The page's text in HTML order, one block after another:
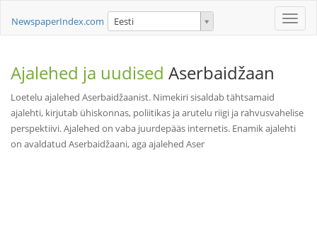
Toggle
NewspaperIndex.com Eesti
Ajalehed ja uudised Aserbaidžaan
Loetelu ajalehed Aserbaidžaanist. Nimekiri sisaldab tähtsamaid
ajalehti, kirjutab ühiskonnas, poliitikas ja arutelu riigi ja rahvusvahelise
perspektiivi. Ajalehed on vaba juurdepääs internetis. Enamik ajalehti
on avaldatud Aserbaidžaani, aga ajalehed Aser